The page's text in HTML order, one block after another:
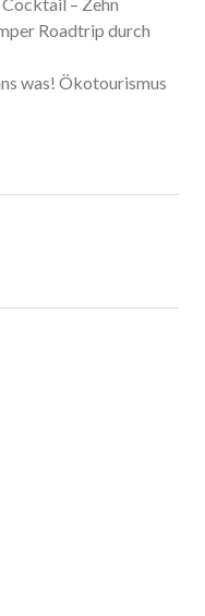
Roadtrip durch
was! Ökotourismus